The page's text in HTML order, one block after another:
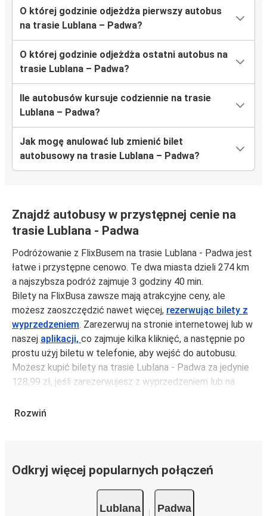
O której godzinie odjeżdża pierwszy autobus
na trasie Lublana – Padwa?
O której godzinie odjeżdża ostatni autobus na
trasie Lublana – Padwa?
Ile autobusów kursuje codziennie na trasie
Lublana – Padwa?
Jak mogę anulować lub zmienić bilet
autobusowy na trasie Lublana – Padwa?
Znajdź autobusy w przystępnej cenie na
trasie Lublana - Padwa
Podróżowanie z FlixBusem na trasie Lublana - Padwa jest
łatwe i przystępne cenowo. Te dwa miasta dzieli 274 km
a najszybsza podróż zajmuje 3 godziny 40 min.
Bilety na FlixBusa zawsze mają atrakcyjne ceny, ale
możesz zaoszczędzić nawet więcej, rezerwując bilety z
wyprzedzeniem. Zarezerwuj na stronie internetowej lub w
naszej aplikacji, co zajmuje kilka kliknięć, a następnie po
prostu użyj biletu w telefonie, aby wejść do autobusu.
Możesz kupić bilety na trasie Lublana - Padwa za jedynie
128,99 zł, jeśli zarezerwujesz z wyprzedzeniem lub na
szybko, łatwo i zadbać o zmniejszanie śladu węglowego,
Trasa Lublana - Padwa jest łatwa i wygodna z FlixBusem,
ma mniejszy wpływ na środowisko
Rozwiń
Odkryj więcej popularnych połączeń
Lublana Padwa